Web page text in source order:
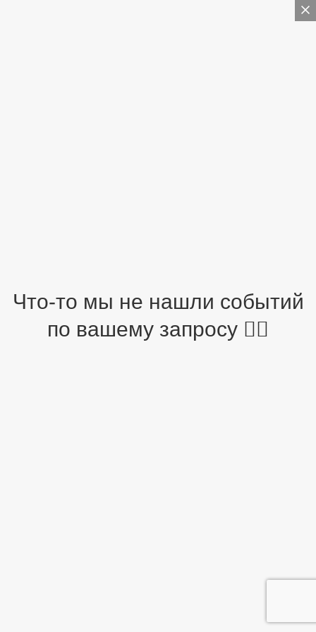
Что-то мы не нашли событий
по вашему запросу 🤷‍♂️